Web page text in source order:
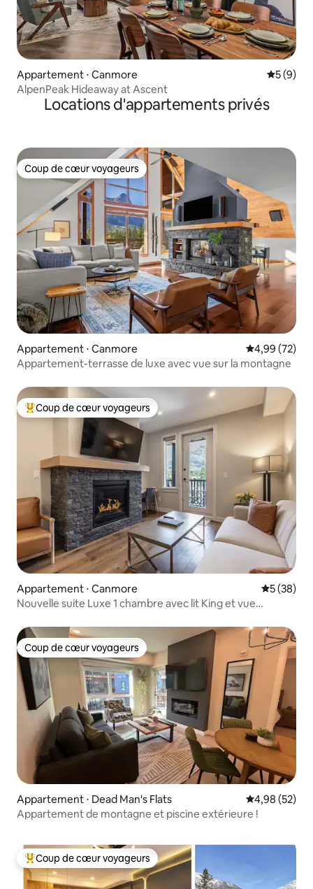
Appartement ⋅ Canmore
5 (9)
AlpenPeak Hideaway at Ascent
Locations d'appartements privés
Coup de cœur voyageurs
Coup de cœur voyageurs
Appartement ⋅ Canmore Évaluation
4,99 (72)
Appartement-terrasse de luxe avec vue sur la montagne
Coups de cœur voyageurs les plus appréciés
Coup de cœur voyageurs
Appartement ⋅ Canmore
5 (38)
Nouvelle suite Luxe 1 chambre avec lit King et vue
Coup de cœur voyageurs
Coup de cœur voyageurs
Appartement ⋅ Dead Man's Flats Évaluation
4,98 (52)
Appartement de montagne et piscine extérieure !
Coups de cœur voyageurs les plus appréciés
Coup de cœur voyageurs